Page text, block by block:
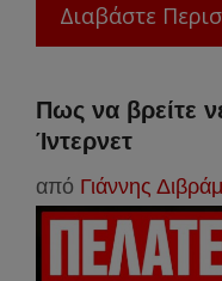
Διαβάστε
Πως να βρείτε
Ίντερνετ
από Γιάννης